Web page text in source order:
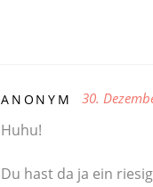
ANONYM 30.
Huhu!
Du hast da ja ein